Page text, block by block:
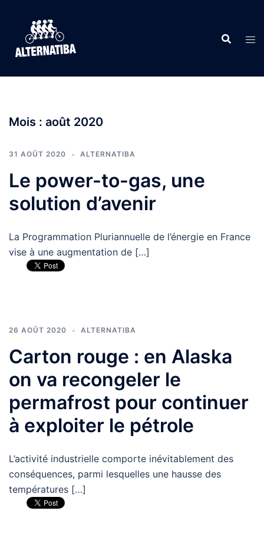
contenu
Mois : août 2020
31 AOÛT 2020 ALTERNATIBA
Le power-to-gas, une
solution d’avenir
La Programmation Pluriannuelle de l’énergie en France
vise à une augmentation de […]
26 AOÛT 2020 ALTERNATIBA
Carton rouge : en Alaska
on va recongeler le
permafrost pour continuer
à exploiter le pétrole
L’activité industrielle comporte inévitablement des
conséquences, parmi lesquelles une hausse des
températures […]